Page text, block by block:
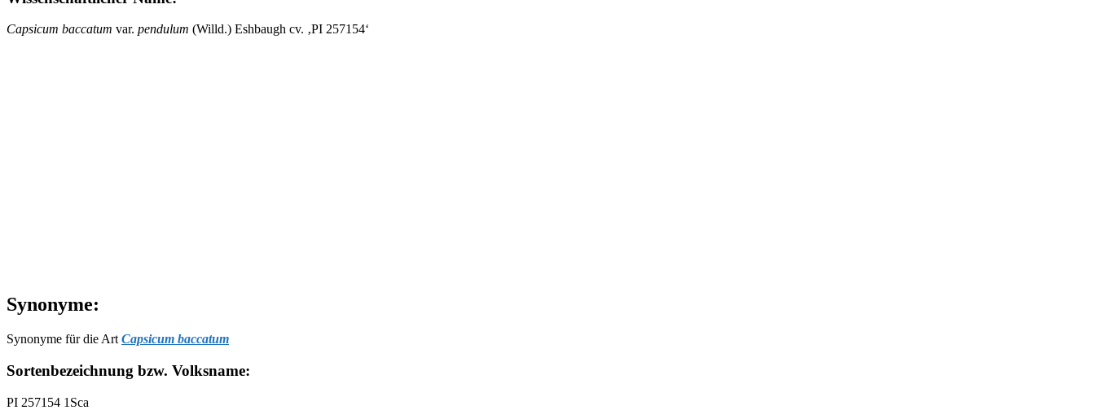
Capsicum baccatum var. pendulum (Willd.) Eshbaugh cv. ‚PI 257154‘
Synonyme:
Synonyme für die Art Capsicum baccatum
Sortenbezeichnung bzw. Volksname:
PI 257154 1Sca